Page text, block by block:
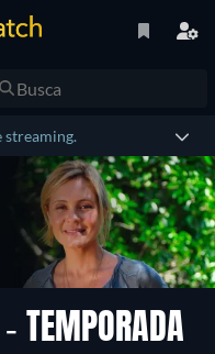
streaming.
- TEMPORADA